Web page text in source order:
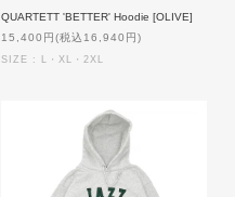
QUARTETT 'BETTER' Hoodie [OLIVE]
15,400円(税込16,940円)
SIZE : L・XL・2XL